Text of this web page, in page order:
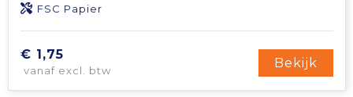
FSC Papier
€ 1,75
vanaf excl. btw
Bekijk